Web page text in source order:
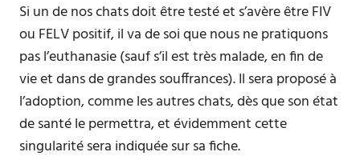
Si un de nos chats doit être testé et s’avère être FIV
ou FELV positif, il va de soi que nous ne pratiquons
pas l’euthanasie (sauf s’il est très malade, en fin de
vie et dans de grandes souffrances). Il sera proposé à
l’adoption, comme les autres chats, dès que son état
de santé le permettra, et évidemment cette
singularité sera indiquée sur sa fiche.